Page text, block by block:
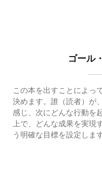
ゴール
この本を出すことによっ
決めます。誰（読者）が
感じ、次にどんな行動を
上で、どんな成果を実現
う明確な目標を設定します